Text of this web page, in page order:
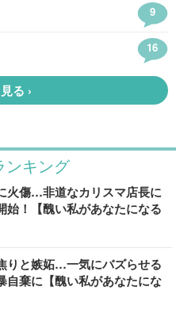
ンキング
火傷…非道なカリスマ店長に
始！【醜い私があなたになる
りと嫉妬…一気にバズらせる
自棄に【醜い私があなたにな